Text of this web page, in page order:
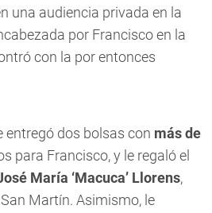
una audiencia privada en la
por Francisco en la
con la por entonces
entregó dos bolsas con más de
para Francisco, y le regaló el
María ‘Macuca’ Llorens,
Martín. Asimismo, le